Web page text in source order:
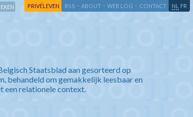
PRIVÉLEVEN RSS - ABOUT - WEB LOG - CONTACT NL FR
Staatsblad aan gesorteerd op
behandeld om gemakkelijk leesbaar en
een relationele context.